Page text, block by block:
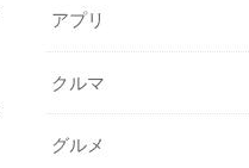
アプリ
クルマ
グルメ